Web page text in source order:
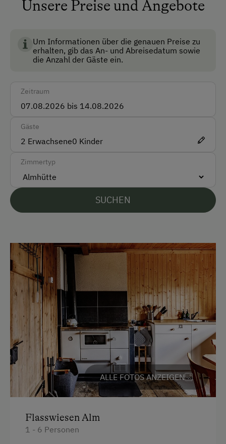
Fließwasser
Haustiere erlaubt
Akzeptierte Zahlungsmittel
Barzahlung
Überweisung / SEPA
Deutsch
Englisch
Parken
Kostenlose Parkplätze
Unterkunftsart
Für max. 6 Personen
Klassische Almhütte
Garten/Wiese
Unsere Preise und Angebote
Um Informationen über die genauen Preise zu
erhalten, gib das An- und Abreisedatum sowie
die Anzahl der Gäste ein.
Zeitraum
Gäste
2 Erwachsene0 Kinder
Zimmertyp
SUCHEN
ALLE FOTOS ANZEIGEN
Flasswiesen Alm
1 - 6 Personen